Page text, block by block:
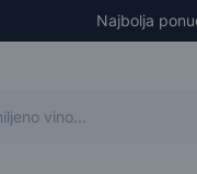
Najbolja